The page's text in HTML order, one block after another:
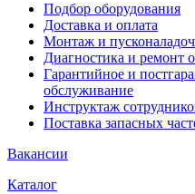
Подбор оборудования
Доставка и оплата
Монтаж и
Диагностика и ремонт
Гарантийное и
обслуживание
Инструктаж
Поставка запасных
Вакансии
Каталог